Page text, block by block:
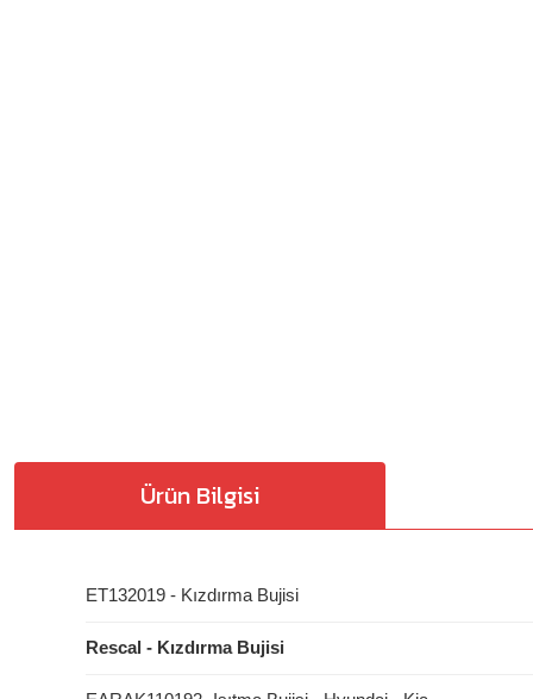
Ürün Bilgisi
ET132019 - Kızdırma Bujisi
Rescal - Kızdırma Bujisi